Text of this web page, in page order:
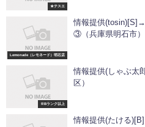
★テスエ
Lemonade（レモネード）明石店
情報提供
③（兵庫県明石市）
※Bランク以上
情報提供(しゃぶ
区）
情報提供(たける